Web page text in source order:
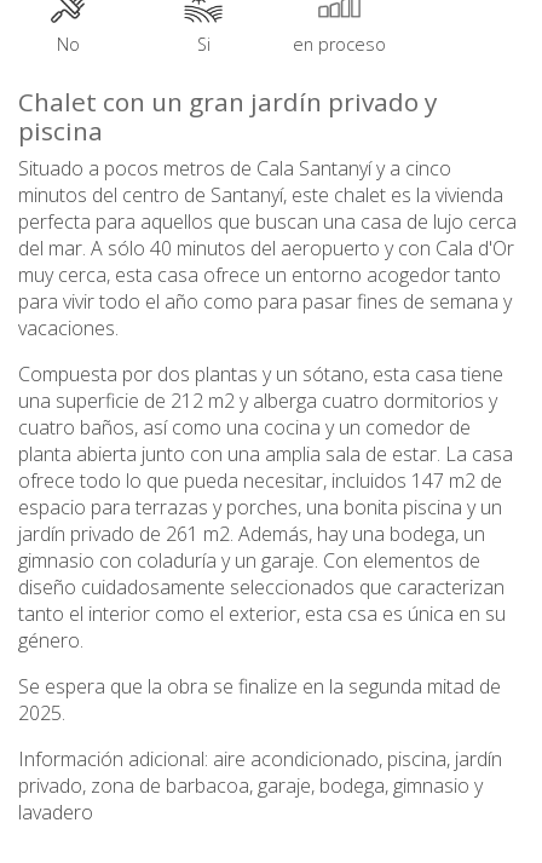
No Si en proceso
Chalet con un gran jardín privado y
piscina
Situado a pocos metros de Cala Santanyí y a cinco
minutos del centro de Santanyí, este chalet es la vivienda
perfecta para aquellos que buscan una casa de lujo cerca
del mar. A sólo 40 minutos del aeropuerto y con Cala d'Or
muy cerca, esta casa ofrece un entorno acogedor tanto
para vivir todo el año como para pasar fines de semana y
vacaciones.
Compuesta por dos plantas y un sótano, esta casa tiene
una superficie de 212 m2 y alberga cuatro dormitorios y
cuatro baños, así como una cocina y un comedor de
planta abierta junto con una amplia sala de estar. La casa
ofrece todo lo que pueda necesitar, incluidos 147 m2 de
espacio para terrazas y porches, una bonita piscina y un
jardín privado de 261 m2. Además, hay una bodega, un
gimnasio con coladuría y un garaje. Con elementos de
diseño cuidadosamente seleccionados que caracterizan
tanto el interior como el exterior, esta csa es única en su
género.
Se espera que la obra se finalize en la segunda mitad de
2025.
Información adicional: aire acondicionado, piscina, jardín
privado, zona de barbacoa, garaje, bodega, gimnasio y
lavadero